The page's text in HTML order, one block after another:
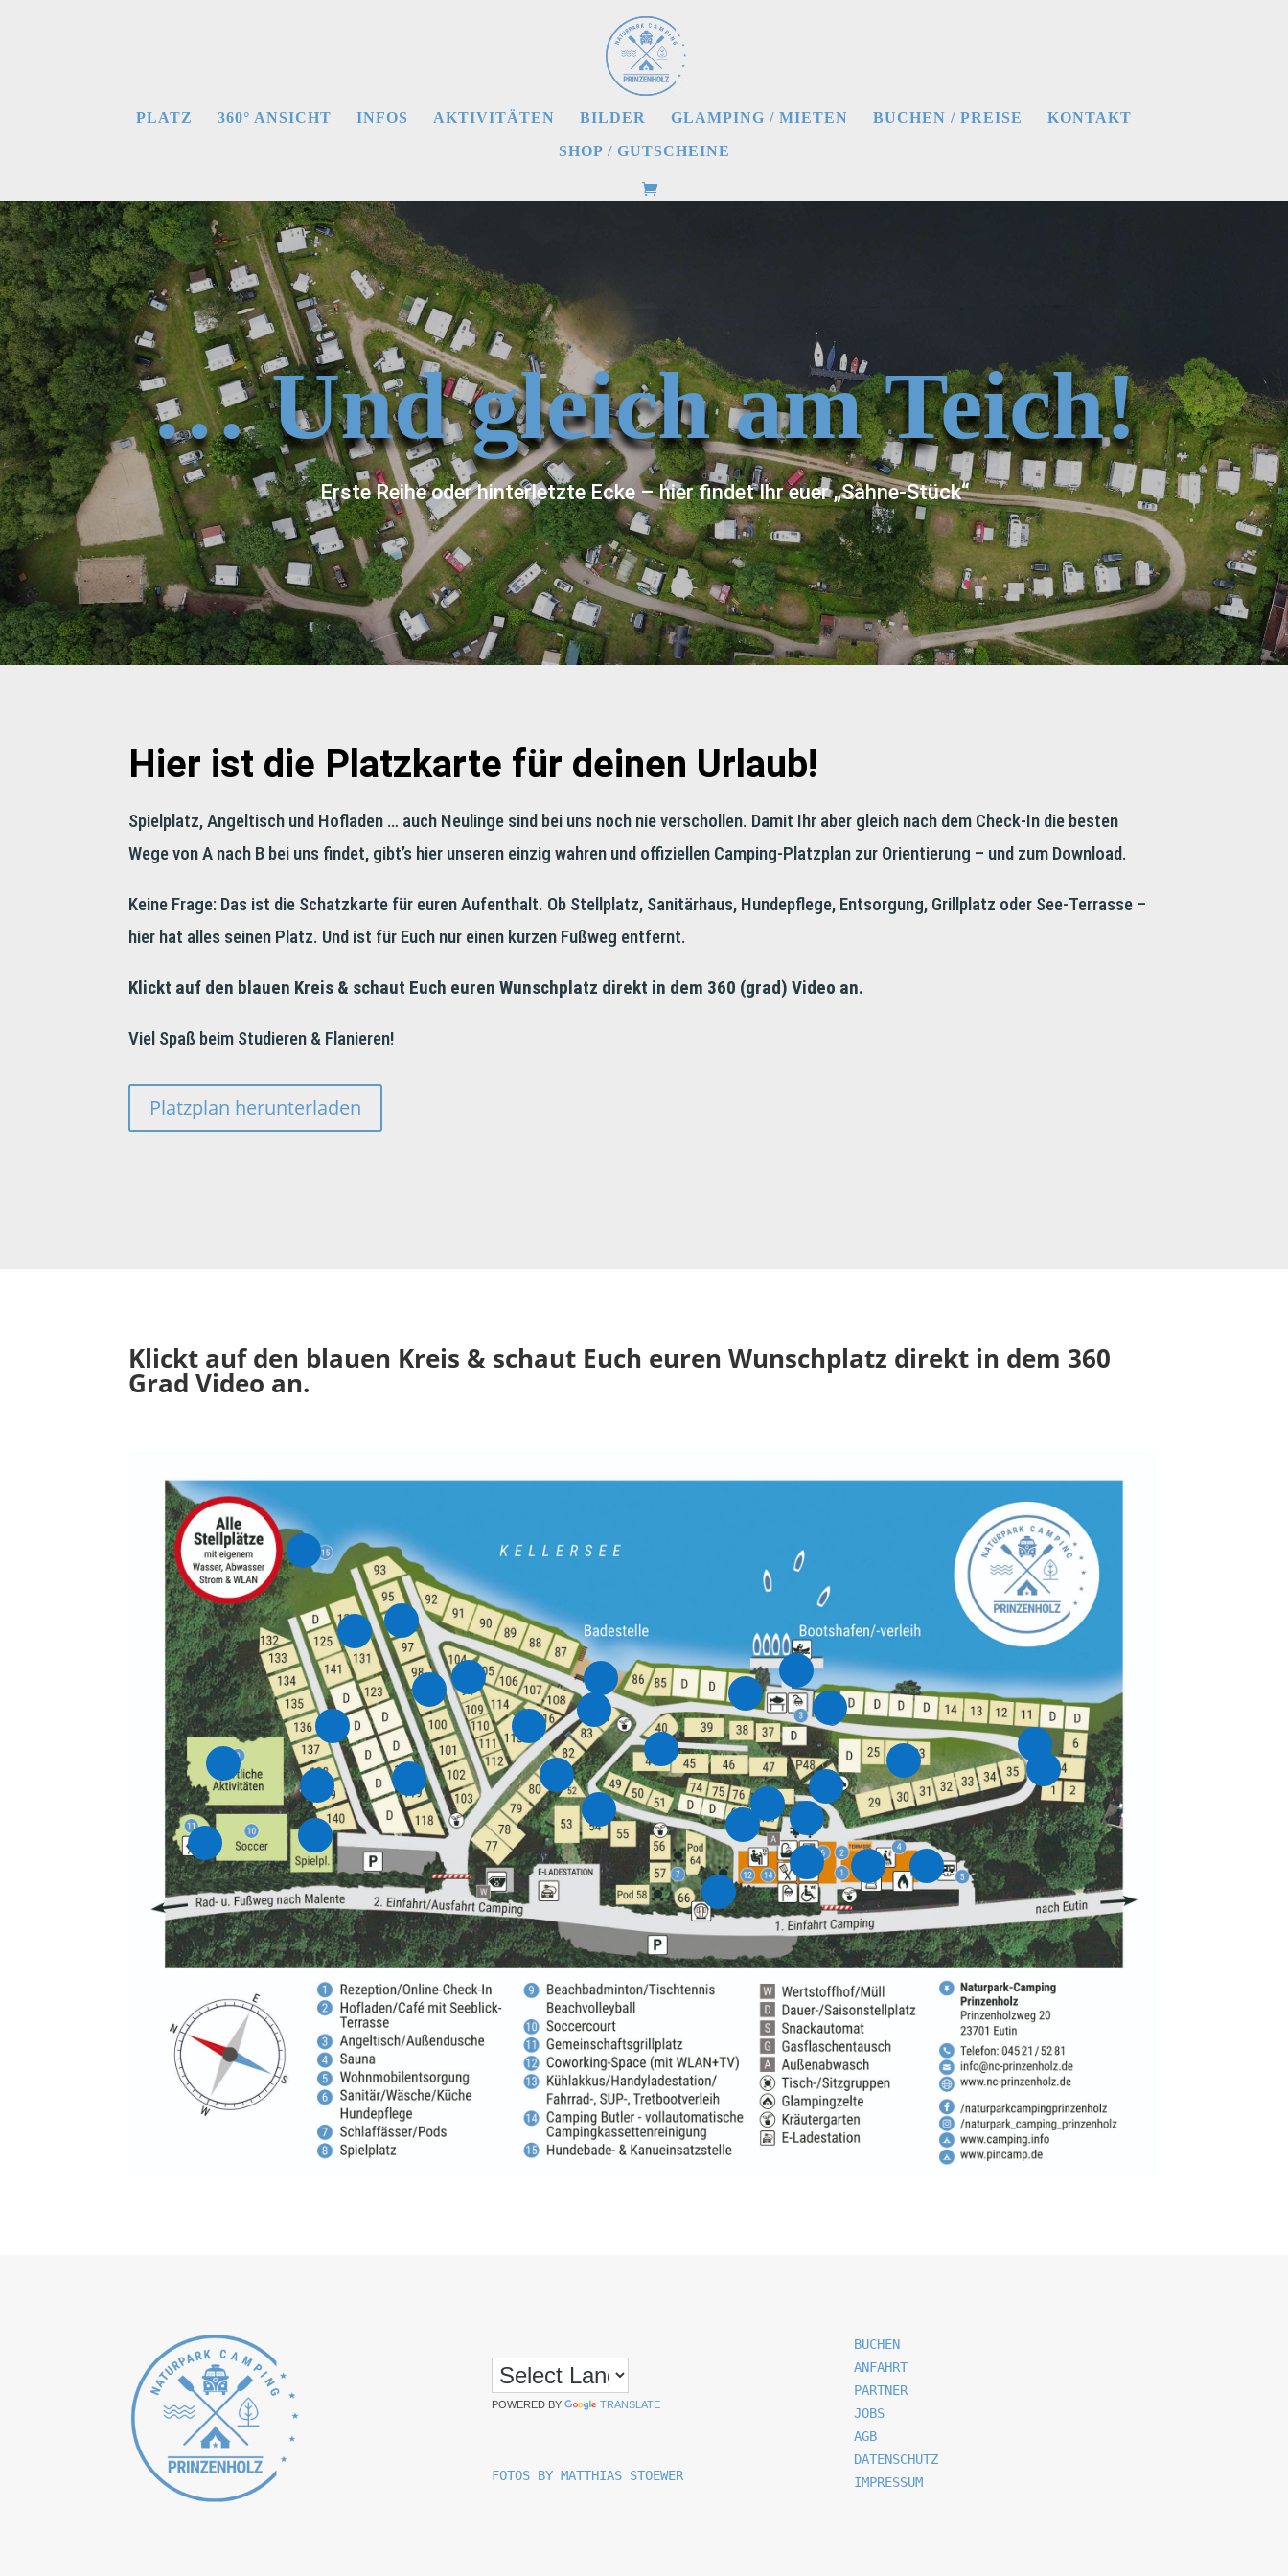
PLATZ 360° ANSICHT INFOS AKTIVITÄTEN BILDER GLAMPING / MIETEN BUCHEN / PREISE KONTAKT
SHOP / GUTSCHEINE
… Und gleich am Teich!
Erste Reihe oder hinterletzte Ecke – hier findet Ihr euer „Sahne-Stück“
Hier ist die Platzkarte für deinen Urlaub!
Spielplatz, Angeltisch und Hofladen … auch Neulinge sind bei uns noch nie verschollen. Damit Ihr aber gleich nach dem Check-In die besten
Wege von A nach B bei uns findet, gibt’s hier unseren einzig wahren und offiziellen Camping-Platzplan zur Orientierung – und zum Download.
Keine Frage: Das ist die Schatzkarte für euren Aufenthalt. Ob Stellplatz, Sanitärhaus, Hundepflege, Entsorgung, Grillplatz oder See-Terrasse –
hier hat alles seinen Platz. Und ist für Euch nur einen kurzen Fußweg entfernt.
Klickt auf den blauen Kreis & schaut Euch euren Wunschplatz direkt in dem 360 (grad) Video an.
Viel Spaß beim Studieren & Flanieren!
Platzplan herunterladen
Klickt auf den blauen Kreis & schaut Euch euren Wunschplatz direkt in dem 360
Grad Video an.
POWERED BY TRANSLATE
FOTOS BY MATTHIAS STOEWER
BUCHEN
ANFAHRT
PARTNER
JOBS
AGB
DATENSCHUTZ
IMPRESSUM